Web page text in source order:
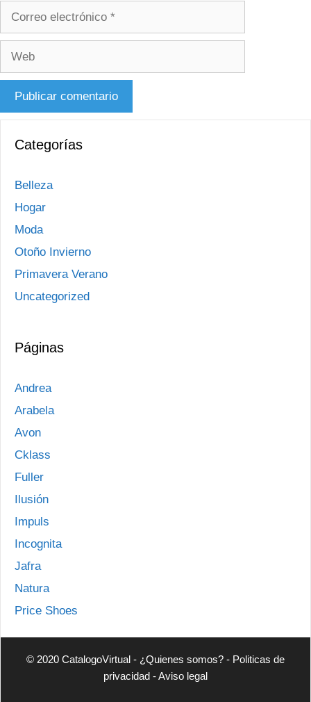
Categorías
Belleza
Hogar
Moda
Otoño Invierno
Primavera Verano
Uncategorized
Páginas
Andrea
Arabela
Avon
Cklass
Fuller
Ilusión
Impuls
Incognita
Jafra
Natura
Price Shoes
© 2020 CatalogoVirtual - ¿Quienes somos? - Politicas de
privacidad -Aviso legal